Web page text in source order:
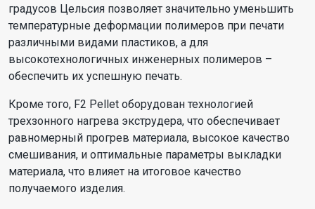
градусов Цельсия позволяет значительно уменьшить
температурные деформации полимеров при печати
различными видами пластиков, а для
высокотехнологичных инженерных полимеров –
обеспечить их успешную печать.
Кроме того, F2 Pellet оборудован технологией
трехзонного нагрева экструдера, что обеспечивает
равномерный прогрев материала, высокое качество
смешивания, и оптимальные параметры выкладки
материала, что влияет на итоговое качество
получаемого изделия.